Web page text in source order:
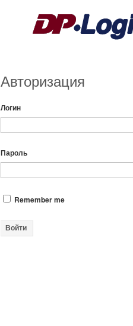
Авторизация
Логин
Пароль
Remember me